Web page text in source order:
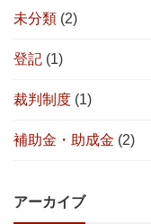
未分類 (2)
登記 (1)
裁判制度 (1)
補助金・助成金 (2)
アーカイブ